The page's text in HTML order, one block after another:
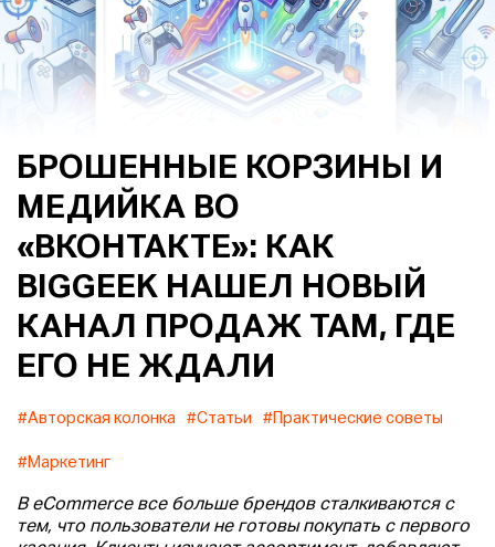
БРОШЕННЫЕ КОРЗИНЫ И
МЕДИЙКА ВО
«ВКОНТАКТЕ»: КАК
BIGGEEK НАШЕЛ НОВЫЙ
КАНАЛ ПРОДАЖ ТАМ, ГДЕ
ЕГО НЕ ЖДАЛИ
#Авторская колонка #Статьи #Практические советы
#Маркетинг
В eCommerce все больше брендов сталкиваются с
тем, что пользователи не готовы покупать с первого